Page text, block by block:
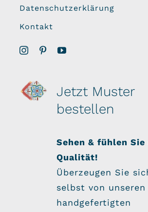
Datenschutzerklärung
Kontakt
Jetzt Muster
bestellen
Sehen & fühlen Sie
Qualität!
Überzeugen Sie
selbst von unseren
handgefertigten